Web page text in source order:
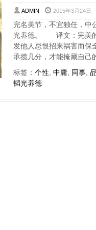
ADMIN - 2015年3月24日 -
完名美节，不宜独任，中
光养德。 译文：完美的
发他人忌恨招来祸害而保
承揽几分，才能掩藏自
标签： 个性 中庸, 同事,
韬光养德